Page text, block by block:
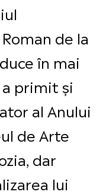
de la
în mai
primit și
al Anului
de Arte
dar
lui